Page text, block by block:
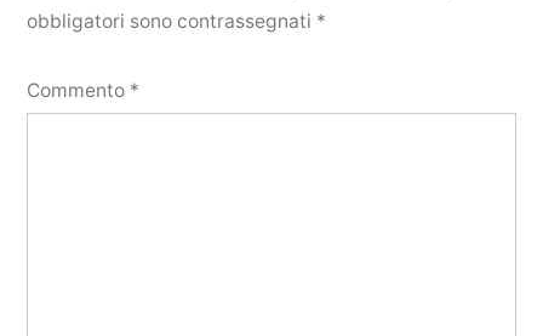
obbligatori sono contrassegnati *
Commento *